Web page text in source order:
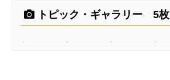
トピック・ギャラリー 5枚